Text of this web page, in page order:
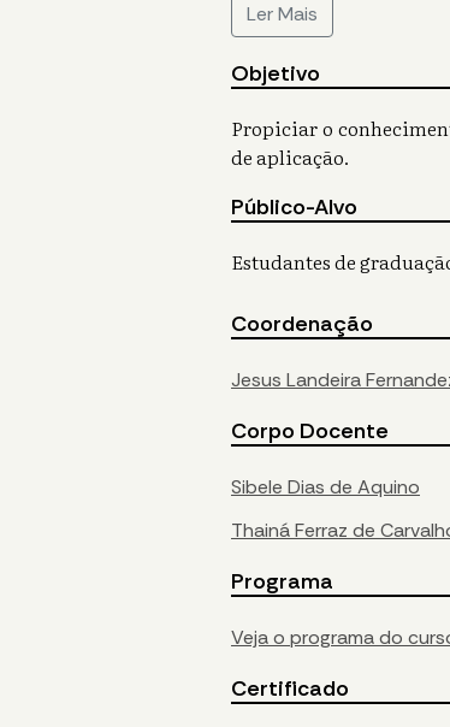
Ler Mais
Objetivo
Propiciar o
de aplicação.
Público-Alvo
Estudantes de
Coordenação
Jesus Landeira
Corpo Docente
Sibele Dias de Aquino
Thainá Ferraz de
Programa
Veja o programa do
Certificado